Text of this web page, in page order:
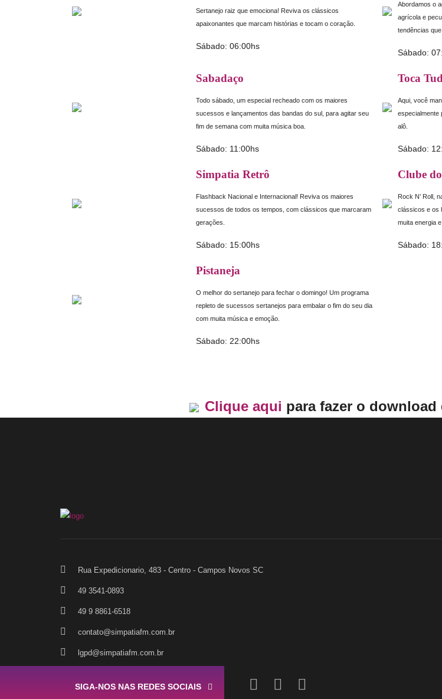
Sertanejo raiz que emociona! Reviva os clássicos
apaixonantes que marcam histórias e tocam o coração.
Sábado: 06:00hs
Abordamos o
agrícola e
tendências
Sábado:
Sabadaço
Todo sábado, um especial recheado com os maiores
sucessos e lançamentos das bandas do sul, para agitar seu
fim de semana com muita música boa.
Sábado: 11:00hs
Toca
Aqui, você
especialmente
alô.
Sábado:
Simpatia Retrô
Flashback Nacional e Internacional! Reviva os maiores
sucessos de todos os tempos, com clássicos que marcaram
gerações.
Sábado: 15:00hs
Clube
Rock N’ Roll,
clássicos e os
muita energia e
Sábado:
Pistaneja
O melhor do sertanejo para fechar o domingo! Um programa
repleto de sucessos sertanejos para embalar o fim do seu dia
com muita música e emoção.
Sábado: 22:00hs
Clique aqui para fazer o
Rua Expedicionario, 483 - Centro - Campos Novos SC
49 3541-0893
49 9 8861-6518
contato@simpatiafm.com.br
lgpd@simpatiafm.com.br
SIGA-NOS NAS REDES SOCIAIS